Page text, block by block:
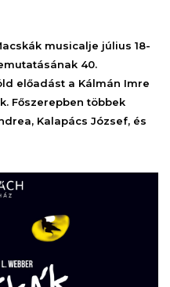
musicalje július 18-
40.
előadást a Kálmán Imre
Főszerepben többek
Kalapács József, és